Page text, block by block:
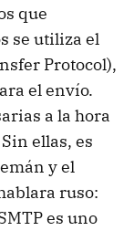
que
se utiliza el
Protocol),
el envío.
a la hora
ellas, es
y el
ruso:
es uno